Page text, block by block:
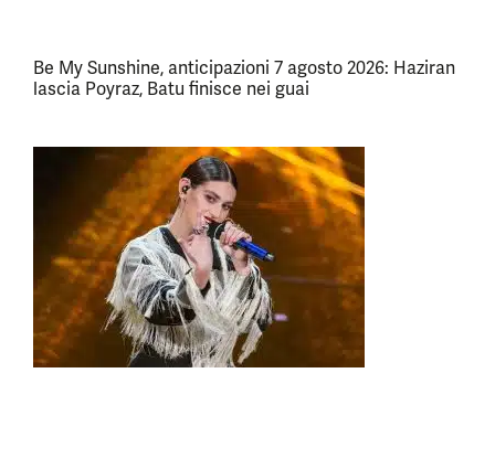
Be My Sunshine, anticipazioni 7 agosto 2026: Haziran
lascia Poyraz, Batu finisce nei guai